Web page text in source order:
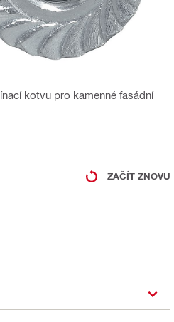
kotvu pro kamenné fasádní
ZAČÍT ZNOVU